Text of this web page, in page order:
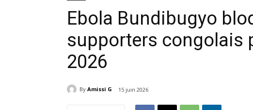
Ebola Bundibugyo
supporters congolais
2026
By Amissi G 15 juin 2026